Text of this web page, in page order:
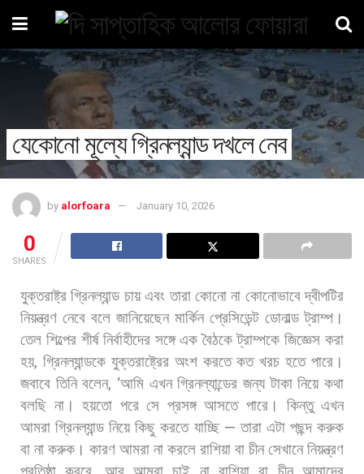
যেকোনো মূল্যে গ্রিনল্যান্ড দখলে নেব
by alorfoara January 10, 2026
0
SHARES
যুক্তরাষ্ট্র গ্রিনল্যান্ড চায় এবং তারা কোনো না কোনোভাবে দ্বীপটির
নিয়ন্ত্রণ নেবে বলে জানিয়েছেন মার্কিন প্রেসিডেন্ট ডোনাল্ড ট্রাম্প।
তেল শিল্পের শীর্ষ নির্বাহীদের সঙ্গে এক বৈঠকে ট্রাম্পকে জিজ্ঞেস করা
হয়, গ্রিনল্যান্ডকে যুক্তরাষ্ট্রের অংশ করতে কত খরচ হতে পারে।
জবাবে তিনি বলেন, ‘আমি এখন গ্রিনল্যান্ডের জন্য টাকা নিয়ে কথা
বলছি না। হয়তো পরে সে প্রসঙ্গ আসতে পারে। কিন্তু এখন
আমরা গ্রিনল্যান্ড নিয়ে কিছু করতে যাচ্ছি—তারা এটা পছন্দ করুক
বা না করুক। কারণ আমরা না করলে রাশিয়া বা চীন সেখানে নিয়ন্ত্রণ